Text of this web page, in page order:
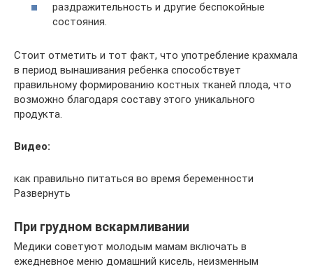
раздражительность и другие беспокойные
состояния.
Стоит отметить и тот факт, что употребление крахмала
в период вынашивания ребенка способствует
правильному формированию костных тканей плода, что
возможно благодаря составу этого уникального
продукта.
Видео:
как правильно питаться во время беременности
Развернуть
При грудном вскармливании
Медики советуют молодым мамам включать в
ежедневное меню домашний кисель, неизменным